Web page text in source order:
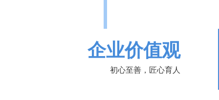
企业价值观
初心至善，匠心育人